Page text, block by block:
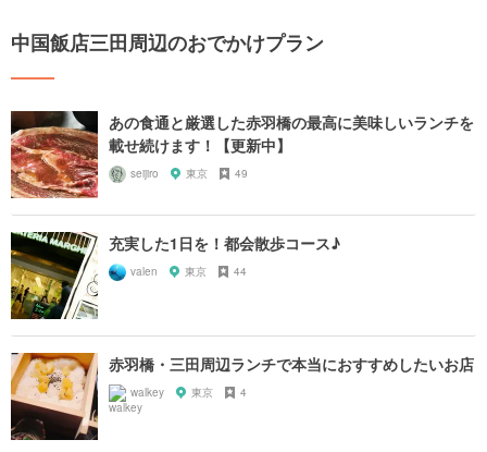
中国飯店三田周辺のおでかけプラン
あの食通と厳選した赤羽橋の最高に美味しいランチを
載せ続けます！【更新中】
seijiro 東京 49
充実した1日を！都会散歩コース♪
valen 東京 44
赤羽橋・三田周辺ランチで本当におすすめしたいお店
walkey 東京 4